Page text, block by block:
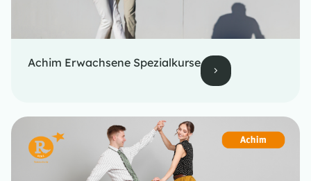
Achim Erwachsene Spezialkurse